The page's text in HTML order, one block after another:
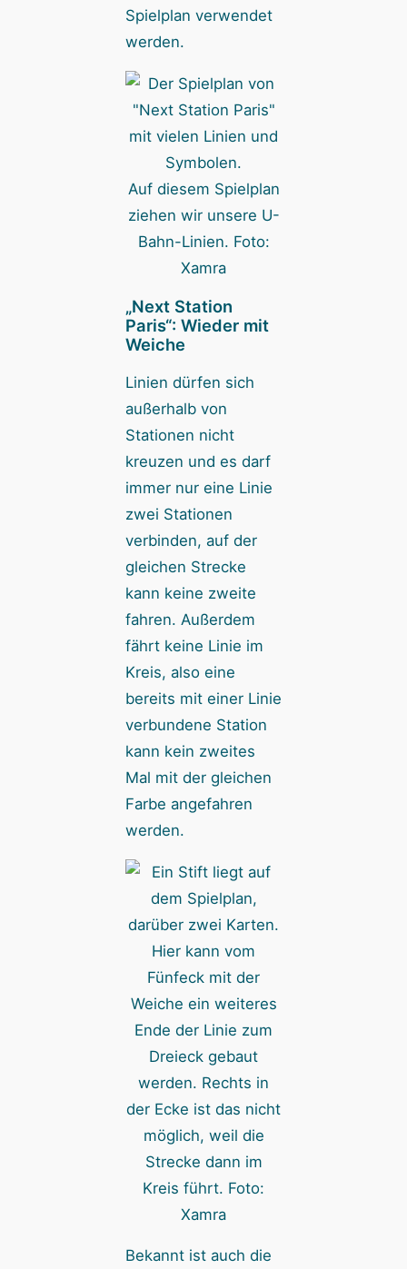
Spielplan verwendet
werden.
Auf diesem Spielplan
ziehen wir unsere U-
Bahn-Linien. Foto:
Xamra
„Next Station
Paris“: Wieder mit
Weiche
Linien dürfen sich
außerhalb von
Stationen nicht
kreuzen und es darf
immer nur eine Linie
zwei Stationen
verbinden, auf der
gleichen Strecke
kann keine zweite
fahren. Außerdem
fährt keine Linie im
Kreis, also eine
bereits mit einer Linie
verbundene Station
kann kein zweites
Mal mit der gleichen
Farbe angefahren
werden.
Hier kann vom
Fünfeck mit der
Weiche ein weiteres
Ende der Linie zum
Dreieck gebaut
werden. Rechts in
der Ecke ist das nicht
möglich, weil die
Strecke dann im
Kreis führt. Foto:
Xamra
Bekannt ist auch die